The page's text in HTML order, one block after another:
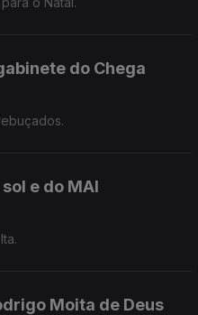
do Chega
e do MAI
Moita de Deus